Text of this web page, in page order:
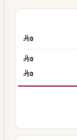
0
0
0